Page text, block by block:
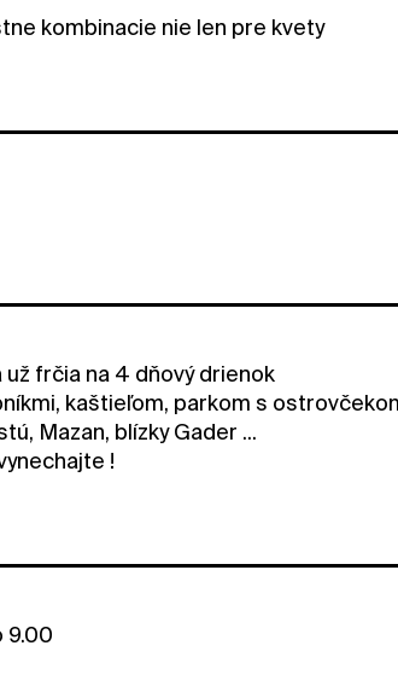
kombinacie nie len pre kvety
frčia na 4 dňový drienok
kaštieľom, parkom s
Mazan, blízky Gader ...
!
9.00